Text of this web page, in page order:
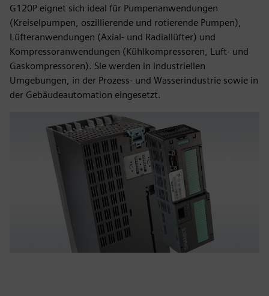
G120P eignet sich ideal für Pumpenanwendungen
(Kreiselpumpen, oszillierende und rotierende Pumpen),
Lüfteranwendungen (Axial- und Radiallüfter) und
Kompressoranwendungen (Kühlkompressoren, Luft- und
Gaskompressoren). Sie werden in industriellen
Umgebungen, in der Prozess- und Wasserindustrie sowie in
der Gebäudeautomation eingesetzt.